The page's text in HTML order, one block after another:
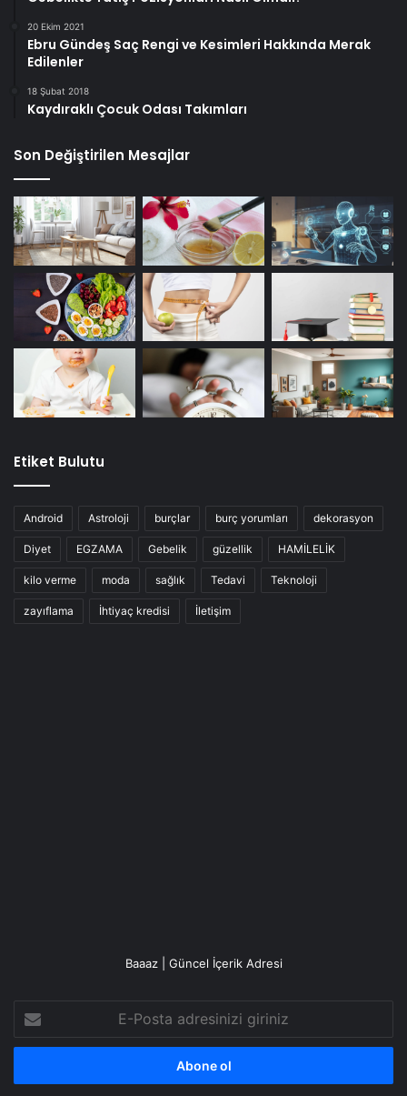
20 Ekim 2021
Ebru Gündeş Saç Rengi ve Kesimleri Hakkında Merak
Edilenler
18 Şubat 2018
Kaydıraklı Çocuk Odası Takımları
Son Değiştirilen Mesajlar
Etiket Bulutu
Android Astroloji burçlar burç yorumları dekorasyon
Diyet EGZAMA Gebelik güzellik HAMİLELİK
kilo verme moda sağlık Tedavi Teknoloji
zayıflama İhtiyaç kredisi İletişim
Baaaz | Güncel İçerik Adresi
Posta
adresinizi